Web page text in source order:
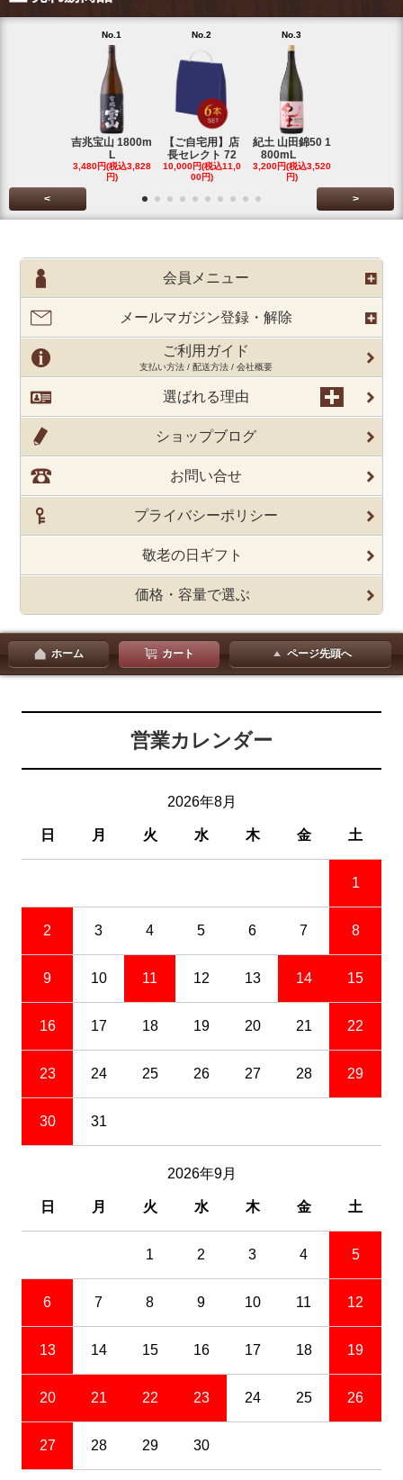
No.1
吉兆宝山 1800m
L
3,480円(税込3,828
円)
No.2
【ご自宅用】店
長セレクト 72
10,000円(税込11,0
00円)
No.3
紀土 山田錦50 1
800mL
3,200円(税込3,520
円)
< >
会員メニュー
メールマガジン登録・解除
ご利用ガイド
支払い方法 / 配送方法 / 会社概要
選ばれる理由
ショップブログ
お問い合せ
プライバシーポリシー
敬老の日ギフト
価格・容量で選ぶ
ホーム カート ページ先頭へ
営業カレンダー
2026年8月
日 月 火 水 木 金 土
1
2 3 4 5 6 7 8
9 10 11 12 13 14 15
16 17 18 19 20 21 22
23 24 25 26 27 28 29
30 31
2026年9月
日 月 火 水 木 金 土
1 2 3 4 5
6 7 8 9 10 11 12
13 14 15 16 17 18 19
20 21 22 23 24 25 26
27 28 29 30